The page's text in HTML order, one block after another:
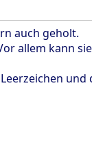
auch geholt.
allem kann